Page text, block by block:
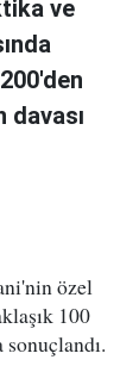
ve
davası
özel
100
sonuçlandı.